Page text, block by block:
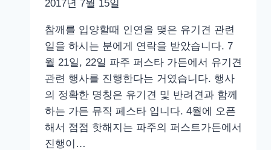
2017년 7월 15일
참깨를 입양할때 인연을 맺은 유기견 관련
일을 하시는 분에게 연락을 받았습니다. 7
월 21일, 22일 파주 퍼스타 가든에서 유기견
관련 행사를 진행한다는 거였습니다. 행사
의 정확한 명칭은 유기견 및 반려견과 함께
하는 가든 뮤직 페스타 입니다. 4월에 오픈
해서 점점 핫해지는 파주의 퍼스트가든에서
진행이…